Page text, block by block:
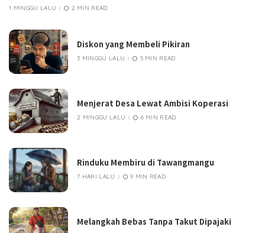
1 MINGGU LALU 2 MIN READ
Diskon yang Membeli Pikiran
3 MINGGU LALU 5 MIN READ
Menjerat Desa Lewat Ambisi Koperasi
2 MINGGU LALU 6 MIN READ
Rinduku Membiru di Tawangmangu
7 HARI LALU 9 MIN READ
Melangkah Bebas Tanpa Takut Dipajaki